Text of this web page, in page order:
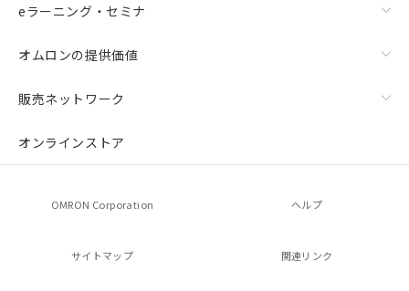
eラーニング・セミナ
オムロンの提供価値
販売ネットワーク
オンラインストア
OMRON Corporation ヘルプ
サイトマップ 関連リンク